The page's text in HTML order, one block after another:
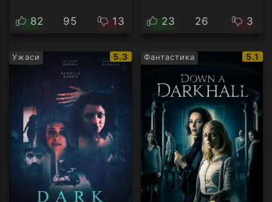
82 95 13 23 26 3
Ужаси
IMDb
рейтинг:
5.3 Фантастика
IMDb
5.1